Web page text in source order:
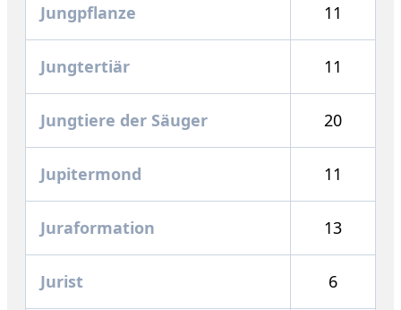
Jungpflanze 11
Jungtertiär 11
Jungtiere der Säuger 20
Jupitermond 11
Juraformation 13
Jurist 6